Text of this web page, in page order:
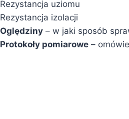
Rezystancja uziomu
Rezystancja izolacji
Oględziny – w jaki sposób
Protokoły pomiarowe –